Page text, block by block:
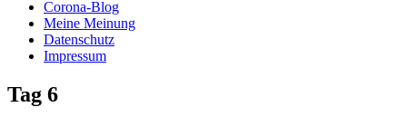
Corona-Blog
Meine Meinung
Datenschutz
Impressum
Tag 6